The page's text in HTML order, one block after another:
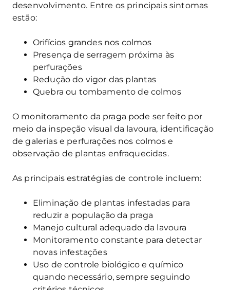
desenvolvimento. Entre os principais sintomas
estão:
Orifícios grandes nos colmos
Presença de serragem próxima às
perfurações
Redução do vigor das plantas
Quebra ou tombamento de colmos
O monitoramento da praga pode ser feito por
meio da inspeção visual da lavoura, identificação
de galerias e perfurações nos colmos e
observação de plantas enfraquecidas.
As principais estratégias de controle incluem:
Eliminação de plantas infestadas para
reduzir a população da praga
Manejo cultural adequado da lavoura
Monitoramento constante para detectar
novas infestações
Uso de controle biológico e químico
quando necessário, sempre seguindo